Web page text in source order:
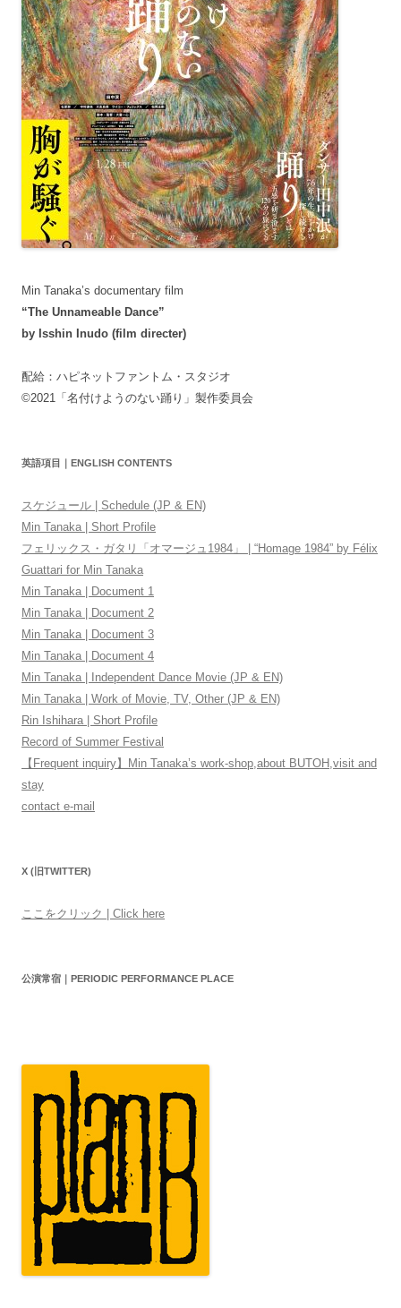
Min Tanaka’s documentary film
“The Unnameable Dance”
by Isshin Inudo (film directer)
配給：ハピネットファントム・スタジオ
©2021「名付けようのない踊り」製作委員会
英語項目｜ENGLISH CONTENTS
スケジュール | Schedule (JP & EN)
Min Tanaka | Short Profile
フェリックス・ガタリ「オマージュ1984」 | “Homage 1984” by Félix
Guattari for Min Tanaka
Min Tanaka | Document 1
Min Tanaka | Document 2
Min Tanaka | Document 3
Min Tanaka | Document 4
Min Tanaka | Independent Dance Movie (JP & EN)
Min Tanaka | Work of Movie, TV, Other (JP & EN)
Rin Ishihara | Short Profile
Record of Summer Festival
【Frequent inquiry】Min Tanaka’s work-shop,about BUTOH,visit and
stay
contact e-mail
X (旧TWITTER)
ここをクリック | Click here
公演常宿｜PERIODIC PERFORMANCE PLACE